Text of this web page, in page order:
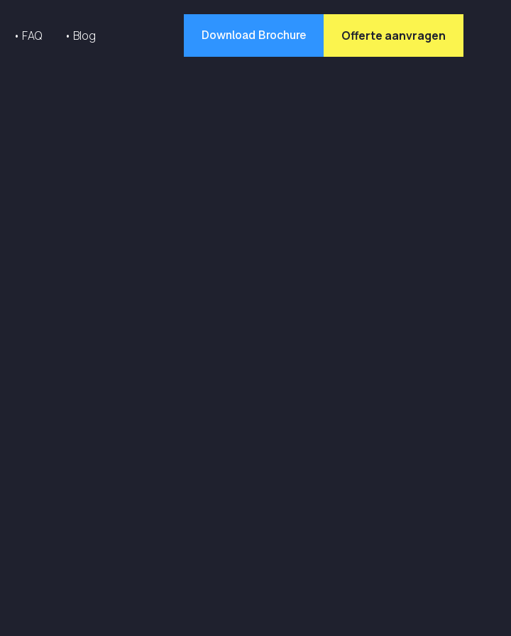
• FAQ • Blog Download Brochure Offerte aanvragen